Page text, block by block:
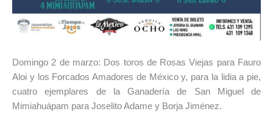
Domingo 2 de marzo: Dos toros de Rosas Viejas para Fauro
Aloi y los Forcados Amadores de México y, para la lidia a pie,
cuatro ejemplares de la Ganadería de San Miguel de
Mimiahuápam para Joselito Adame y Borja Jiménez.